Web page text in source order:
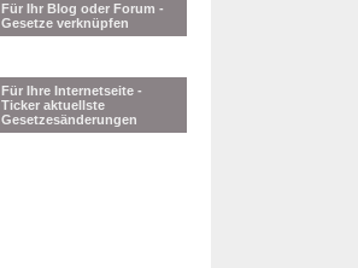
Für Ihr Blog oder Forum -
Gesetze verknüpfen
Für Ihre Internetseite -
Ticker aktuellste
Gesetzesänderungen